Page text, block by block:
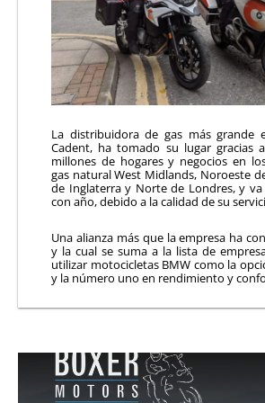
La distribuidora de gas más grande
Cadent, ha tomado su lugar gracias
millones de hogares y negocios en
gas natural West Midlands, Noroeste
de Inglaterra y Norte de Londres, y va
con año, debido a la calidad de su
Una alianza más que la empresa ha
y la cual se suma a la lista de
utilizar motocicletas BMW como la
y la número uno en rendimiento y